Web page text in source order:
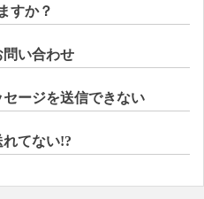
すか？
い合わせ
ージを送信できない
てない!?